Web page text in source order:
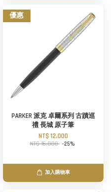
優惠
PARKER 派克 卓爾系列 古蹟巡
禮 長城 原子筆
NT$ 12,000
NT$ 16,000 -25%
加入購物車